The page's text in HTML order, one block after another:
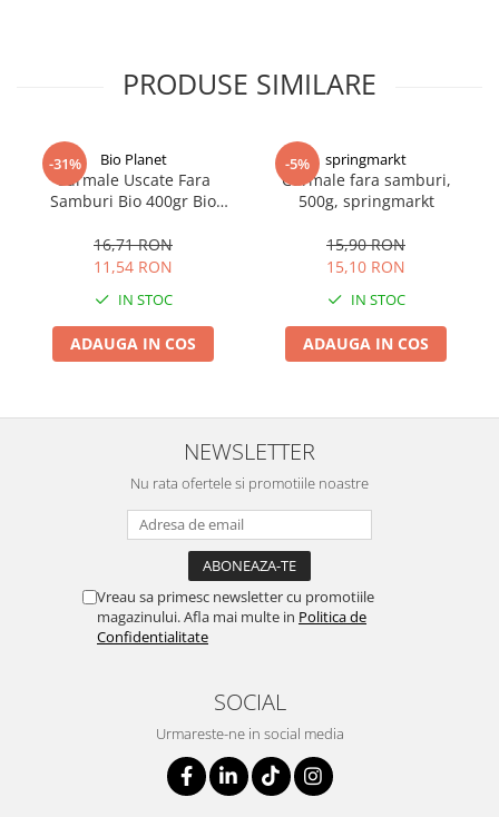
PRODUSE SIMILARE
-31% Bio Planet
Curmale Uscate Fara
Samburi Bio 400gr Bio
16,71 RON
11,54 RON
IN STOC
ADAUGA IN COS
-5% springmarkt
Curmale fara samburi,
500g, springmarkt
15,90 RON
15,10 RON
IN STOC
ADAUGA IN COS
NEWSLETTER
Nu rata ofertele si promotiile noastre
Vreau sa primesc newsletter cu promotiile
magazinului. Afla mai multe in Politica de
Confidentialitate
SOCIAL
Urmareste-ne in social media